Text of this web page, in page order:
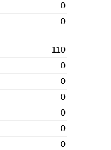
0
0
110
0
0
0
0
0
0